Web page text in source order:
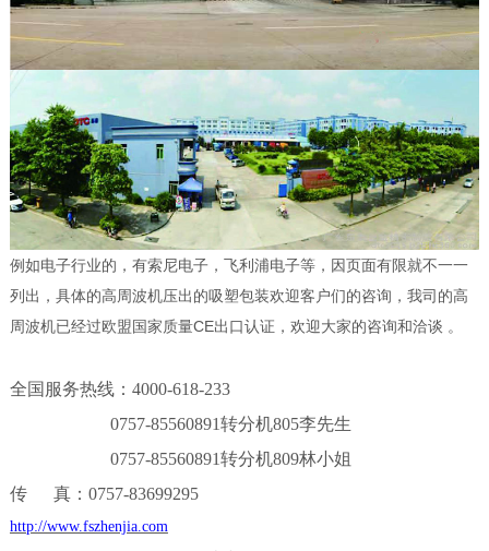
例如电子行业的，有索尼电子，飞利浦电子等，因页面有限就不一一
列出，具体的高周波机压出的吸塑包装欢迎客户们的咨询，我司的高
周波机已经过欧盟国家质量CE出口认证，欢迎大家的咨询和洽谈 。
全国服务热线： 4000-618-233
0757-85560891转分机805李先生
0757-85560891转分机809林小姐
传
真： 0757-83699295
http://www.fszhenjia.com